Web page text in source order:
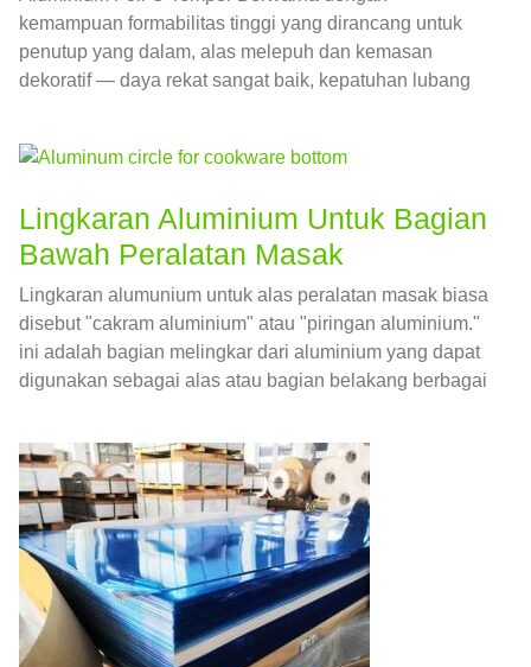
kemampuan formabilitas tinggi yang dirancang untuk
penutup yang dalam, alas melepuh dan kemasan
dekoratif — daya rekat sangat baik, kepatuhan lubang
Lingkaran Aluminium Untuk Bagian
Bawah Peralatan Masak
Lingkaran alumunium untuk alas peralatan masak biasa
disebut "cakram aluminium" atau "piringan aluminium."
ini adalah bagian melingkar dari aluminium yang dapat
digunakan sebagai alas atau bagian belakang berbagai